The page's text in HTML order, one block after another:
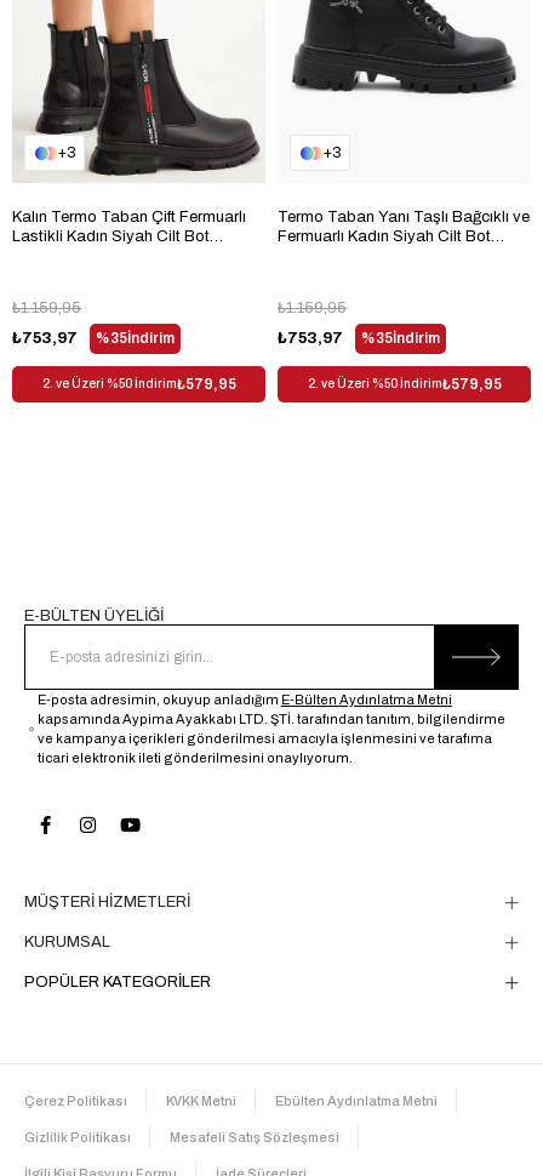
3
Kalın Termo Taban Çift Fermuarlı
Lastikli Kadın Siyah Cilt Bot
%35İndirim
₺753,97
₺1.159,95
2. ve Üzeri %50 İndirim₺579,95
3
Termo Taban Yanı Taşlı Bağcıklı ve
Fermuarlı Kadın Siyah Cilt Bot
%35İndirim
₺753,97
₺1.159,95
2. ve Üzeri %50 İndirim₺579,95
MÜŞTERİ HİZMETLERİ
KURUMSAL
POPÜLER KATEGORİLER
E-BÜLTEN ÜYELİĞİ
E-posta adresimin, okuyup anladığım E-Bülten Aydınlatma Metni
kapsamında Aypima Ayakkabı LTD. ŞTİ. tarafından tanıtım, bilgilendirme
ve kampanya içerikleri gönderilmesi amacıyla işlenmesini ve tarafıma
ticari elektronik ileti gönderilmesini onaylıyorum.
Çerez Politikası KVKK Metni Ebülten Aydınlatma Metni
Gizlilik Politikası Mesafeli Satış Sözleşmesi